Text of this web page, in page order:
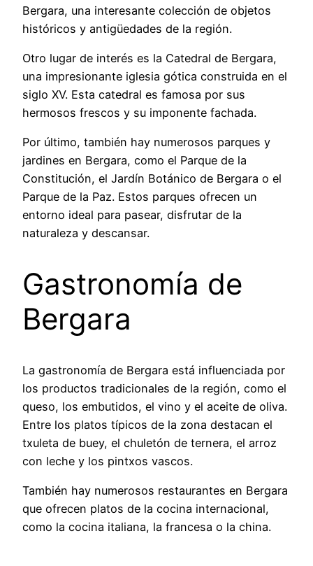
Bergara, una interesante colección de objetos
históricos y antigüedades de la región.
Otro lugar de interés es la Catedral de Bergara,
una impresionante iglesia gótica construida en el
siglo XV. Esta catedral es famosa por sus
hermosos frescos y su imponente fachada.
Por último, también hay numerosos parques y
jardines en Bergara, como el Parque de la
Constitución, el Jardín Botánico de Bergara o el
Parque de la Paz. Estos parques ofrecen un
entorno ideal para pasear, disfrutar de la
naturaleza y descansar.
Gastronomía de
Bergara
La gastronomía de Bergara está influenciada por
los productos tradicionales de la región, como el
queso, los embutidos, el vino y el aceite de oliva.
Entre los platos típicos de la zona destacan el
txuleta de buey, el chuletón de ternera, el arroz
con leche y los pintxos vascos.
También hay numerosos restaurantes en Bergara
que ofrecen platos de la cocina internacional,
como la cocina italiana, la francesa o la china.